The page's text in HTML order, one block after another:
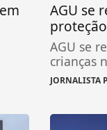
AGU se
AGU se
crianças
JORNALISTA